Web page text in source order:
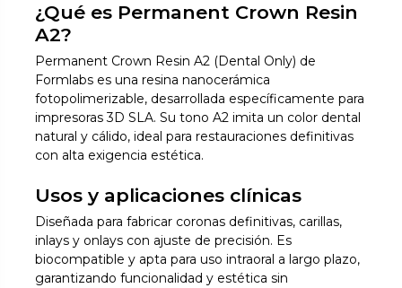
¿Qué es Permanent Crown Resin
A2?
Permanent Crown Resin A2 (Dental Only) de
Formlabs es una resina nanocerámica
fotopolimerizable, desarrollada específicamente para
impresoras 3D SLA. Su tono A2 imita un color dental
natural y cálido, ideal para restauraciones definitivas
con alta exigencia estética.
Usos y aplicaciones clínicas
Diseñada para fabricar coronas definitivas, carillas,
inlays y onlays con ajuste de precisión. Es
biocompatible y apta para uso intraoral a largo plazo,
garantizando funcionalidad y estética sin